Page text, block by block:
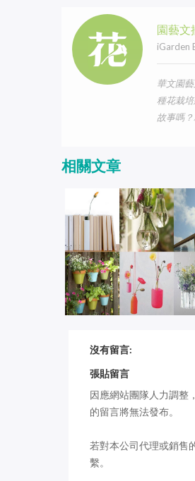
園藝文
iGarden
華文園
種花栽
故事嗎？
相關文章
[創意園藝] 特色花器大賞
沒有留言:
張貼留言
因應網站團隊人力調整
的留言將無法發布。
若對本公司代理或銷售
繫。